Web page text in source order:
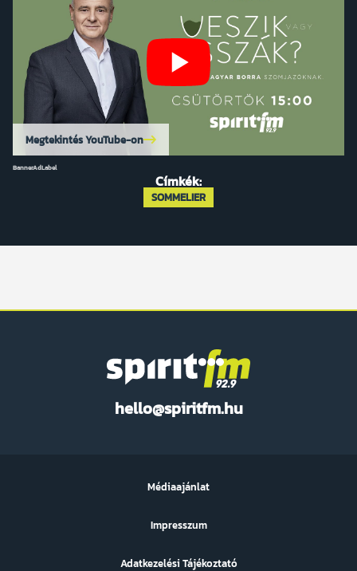
Megtekintés YouTube-on
BannerAdLabel
Címkék:
SOMMELIER
hello@spiritfm.hu
FM
Médiaajánlat
Impresszum
Adatkezelési Tájékoztató